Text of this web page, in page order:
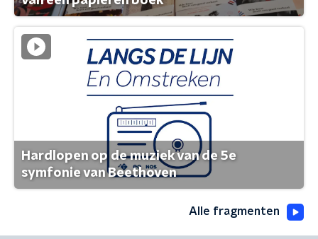
Hardlopen op de muziek van de 5e
symfonie van Beethoven
Alle fragmenten